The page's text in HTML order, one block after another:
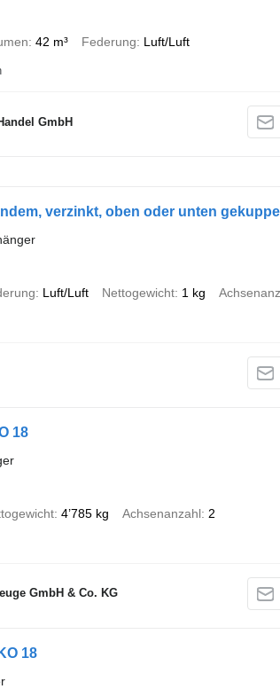
42 m³ Federung Luft/Luft
GmbH
verzinkt, oben oder unten
Luft/Luft Nettogewicht 1 kg
18
4’785 kg Achsenanzahl 2
GmbH & Co. KG
18